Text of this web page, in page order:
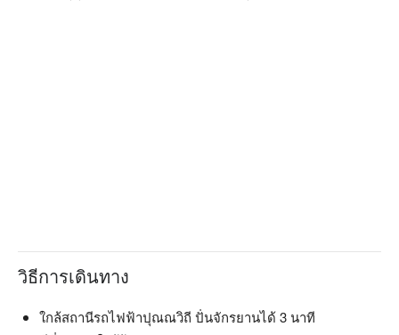
วิธีการเดินทาง
ใกล้สถานีรถไฟฟ้าปุณณวิถี ปั่นจักรยานได้ 3 นาที